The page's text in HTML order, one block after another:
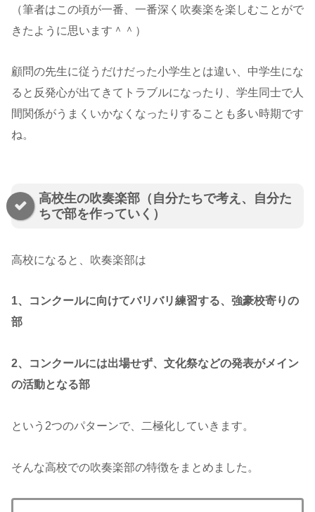
（筆者はこの頃が一番、一番深く吹奏楽を楽しむことがで
きたように思います＾＾）
顧問の先生に従うだけだった小学生とは違い、中学生にな
ると反発心が出てきてトラブルになったり、学生同士で人
間関係がうまくいかなくなったりすることも多い時期です
ね。
高校生の吹奏楽部（自分たちで考え、自分た
ちで部を作っていく）
高校になると、吹奏楽部は
1、コンクールに向けてバリバリ練習する、強豪校寄りの
部
2、コンクールには出場せず、文化祭などの発表がメイン
の活動となる部
という2つのパターンで、二極化していきます。
そんな高校での吹奏楽部の特徴をまとめました。